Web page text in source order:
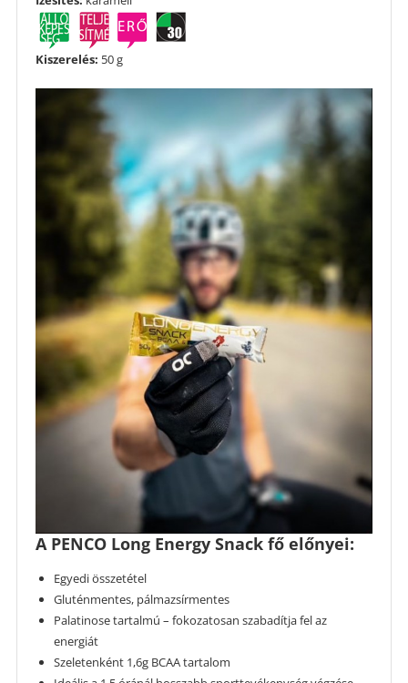
Kiszerelés: 50 g
A PENCO Long Energy Snack fő előnyei:
Egyedi összetétel
Gluténmentes, pálmazsírmentes
Palatinose tartalmú – fokozatosan szabadítja fel az
energiát
Szeletenként 1,6g BCAA tartalom